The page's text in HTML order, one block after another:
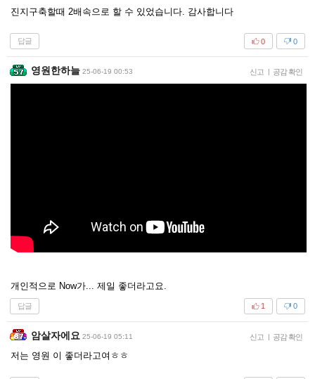
진지구축할때 2배속으로 할 수 있었습니다. 감사합니다
답글 0
0
영원한하늘 25-06-19 00:53 신고 | 공감 확인
개인적으로 Now가... 제일 좋더라고요.
답글 0
1
암살자에요 25-06-19 05:11 신고 | 공감 확인
저는 영원 이 좋더라고여ㅎㅎ